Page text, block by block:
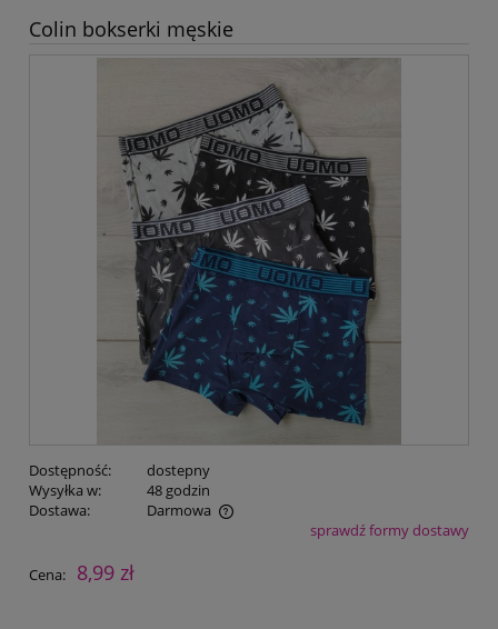
Colin bokserki męskie
Dostępność:
dostepny
Wysyłka w:
48 godzin
Dostawa:
Darmowa
Cena nie zawiera ewentualnych kosztów płatnościsprawdź formy dostawy
Cena: 8,99 zł